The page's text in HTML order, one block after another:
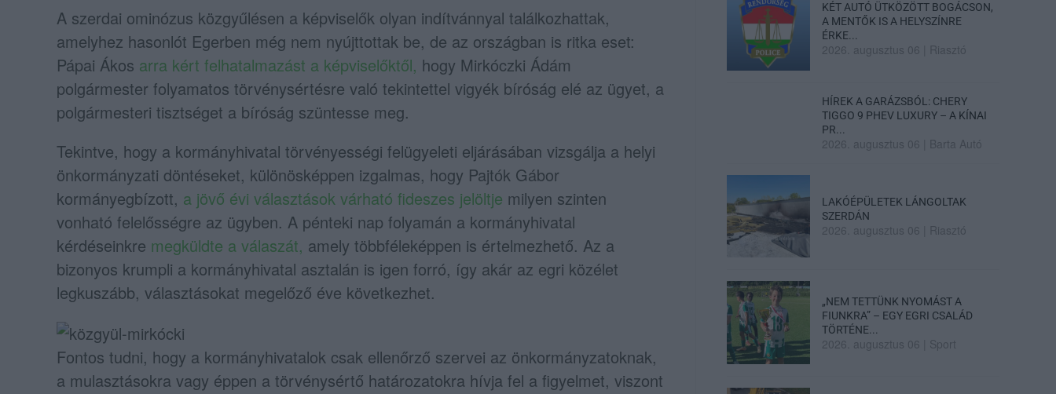
A szerdai ominózus közgyűlésen a képviselők olyan indítvánnyal találkozhattak,
amelyhez hasonlót Egerben még nem nyújttottak be, de az országban is ritka eset:
Pápai Ákos arra kért felhatalmazást a képviselőktől, hogy Mirkóczki Ádám
polgármester folyamatos törvénysértésre való tekintettel vigyék bíróság elé az ügyet, a
polgármesteri tisztséget a bíróság szüntesse meg.
Tekintve, hogy a kormányhivatal törvényességi felügyeleti eljárásában vizsgálja a helyi
önkormányzati döntéseket, különösképpen izgalmas, hogy Pajtók Gábor
kormányegbízott, a jövő évi választások várható fideszes jelöltje milyen szinten
vonható felelősségre az ügyben. A pénteki nap folyamán a kormányhivatal
kérdéseinkre megküldte a válaszát, amely többféleképpen is értelmezhető. Az a
bizonyos krumpli a kormányhivatal asztalán is igen forró, így akár az egri közélet
legkuszább, választásokat megelőző éve következhet.
Fontos tudni, hogy a kormányhivatalok csak ellenőrző szervei az önkormányzatoknak,
a mulasztásokra vagy éppen a törvénysértő határozatokra hívja fel a figyelmet, viszont
KÉT AUTÓ ÜTKÖZÖTT BOGÁCSON,
A MENTŐK IS A HELYSZÍNRE
ÉRKE...
2026. augusztus 06 Riasztó
HÍREK A GARÁZSBÓL: CHERY
TIGGO 9 PHEV LUXURY – A KÍNAI
PR...
2026. augusztus 06 Barta Autó
LAKÓÉPÜLETEK LÁNGOLTAK
SZERDÁN
2026. augusztus 06 Riasztó
„NEM TETTÜNK NYOMÁST A
FIUNKRA” – EGY EGRI CSALÁD
TÖRTÉNE...
2026. augusztus 06 Sport